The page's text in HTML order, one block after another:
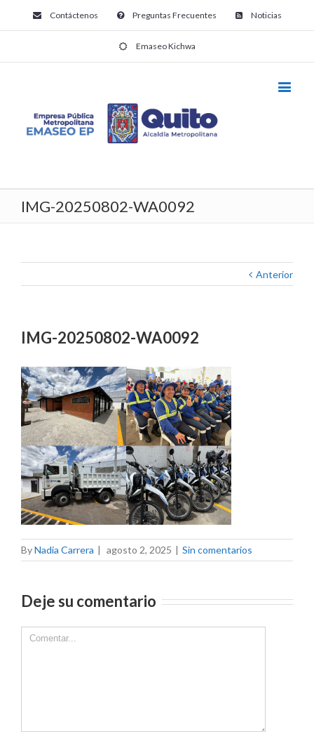
Contáctenos Preguntas Frecuentes Noticias
Emaseo Kichwa
IMG-20250802-WA0092
Anterior
IMG-20250802-WA0092
ByNadia Carrera | agosto 2, 2025 | Sin comentarios
Deje su comentario
Comment